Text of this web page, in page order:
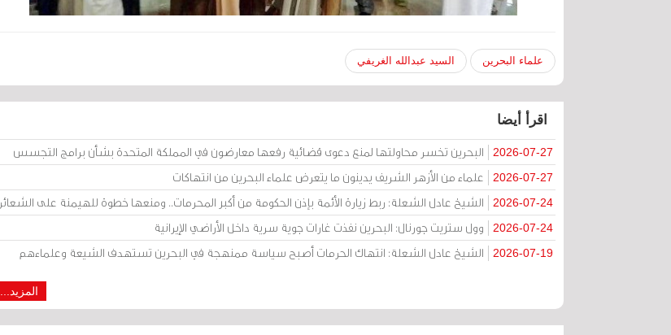
علماء البحرين السيد عبدالله الغريفي
اقرأ أيضا
2026-07-27 البحرين تخسر محاولتها لمنع دعوى قضائية رفعها معارضون في المملكة المتحدة بشأن برامج التجسس
2026-07-27 علماء من الأزهر الشريف يدينون ما يتعرض علماء البحرين من انتهاكات
2026-07-24 الشيخ عادل الشعلة: ربط زيارة الأئمة بإذن الحكومة من أكبر المحرمات.. ومنعها خطوة للهيمنة على الشعائر
2026-07-24 وول ستريت جورنال: البحرين نفذت غارات جوية سرية داخل الأراضي الإيرانية
2026-07-19 الشيخ عادل الشعلة: انتهاك الحرمات أصبح سياسة ممنهجة في البحرين تستهدف الشيعة وعلماءهم
المزيد...